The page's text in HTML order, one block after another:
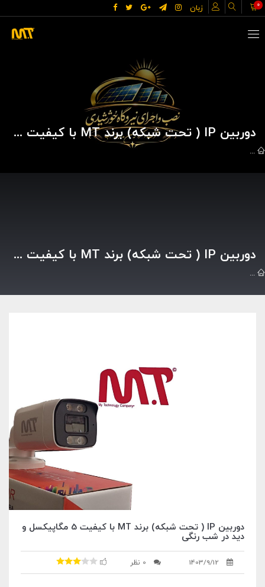
زبان 0
دوربین IP ( تحت شبکه) برند MT با کیفیت 5 مگاپیکسل و دید در شب رنگی
Video Surveillance Systems (CCTV)
دوربین IP ( تحت شبکه) برند MT با کیفیت 5 مگاپیکسل و دید در شب رنگی
دوربین IP ( تحت شبکه) برند MT با کیفیت 5 مگاپیکسل و
دید در شب رنگی
1403/9/12 0 نظر